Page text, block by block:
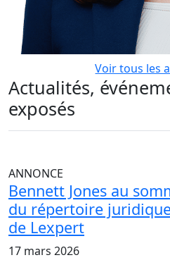
Voir tous les
Actualités,
exposés
ANNONCE
Bennett Jones au
du répertoire
de Lexpert
17 mars 2026